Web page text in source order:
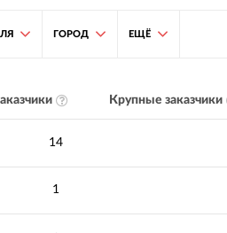
ГОРОД ЕЩЁ
Крупные заказчики
14
1